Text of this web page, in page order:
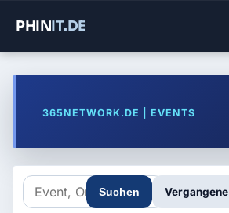
PHINIT.DE
365NETWORK.DE | EVENTS
Suchen